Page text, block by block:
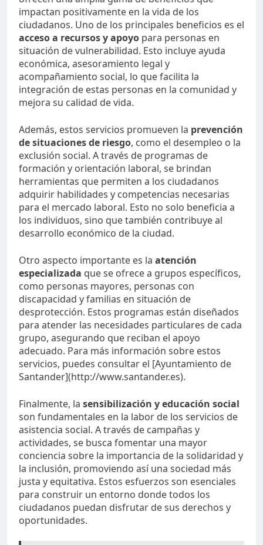
impactan positivamente en la vida de los
ciudadanos. Uno de los principales beneficios es el
acceso a recursos y apoyo para personas en
situación de vulnerabilidad. Esto incluye ayuda
económica, asesoramiento legal y
acompañamiento social, lo que facilita la
integración de estas personas en la comunidad y
mejora su calidad de vida.
Además, estos servicios promueven la prevención
de situaciones de riesgo, como el desempleo o la
exclusión social. A través de programas de
formación y orientación laboral, se brindan
herramientas que permiten a los ciudadanos
adquirir habilidades y competencias necesarias
para el mercado laboral. Esto no solo beneficia a
los individuos, sino que también contribuye al
desarrollo económico de la ciudad.
Otro aspecto importante es la atención
especializada que se ofrece a grupos específicos,
como personas mayores, personas con
discapacidad y familias en situación de
desprotección. Estos programas están diseñados
para atender las necesidades particulares de cada
grupo, asegurando que reciban el apoyo
adecuado. Para más información sobre estos
servicios, puedes consultar el [Ayuntamiento de
Santander](http://www.santander.es).
Finalmente, la sensibilización y educación social
son fundamentales en la labor de los servicios de
asistencia social. A través de campañas y
actividades, se busca fomentar una mayor
conciencia sobre la importancia de la solidaridad y
la inclusión, promoviendo así una sociedad más
justa y equitativa. Estos esfuerzos son esenciales
para construir un entorno donde todos los
ciudadanos puedan disfrutar de sus derechos y
oportunidades.